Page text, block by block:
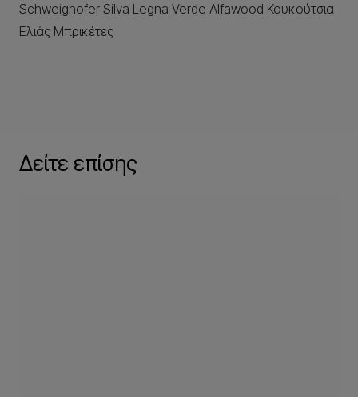
Schweighofer Silva Legna Verde Alfawood Κουκούτσια
Ελιάς Μπρικέτες
Δείτε επίσης